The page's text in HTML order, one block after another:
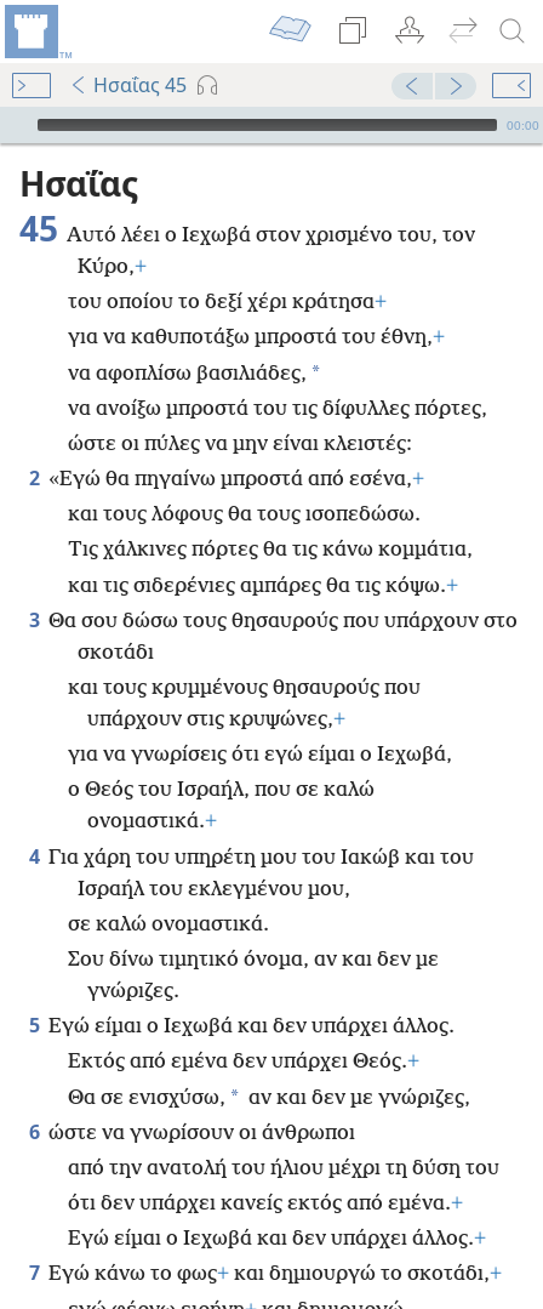
Ησαΐας 45
Audio Player
00:00
Ησαΐας
45 Αυτό λέει ο Ιεχωβά στον χρισμένο του, τον
Κύρο,+
του οποίου το δεξί χέρι κράτησα+
για να καθυποτάξω μπροστά του έθνη,+
να αφοπλίσω βασιλιάδες, *
να ανοίξω μπροστά του τις δίφυλλες πόρτες,
ώστε οι πύλες να μην είναι κλειστές:
2 «Εγώ θα πηγαίνω μπροστά από εσένα,+
και τους λόφους θα τους ισοπεδώσω.
Τις χάλκινες πόρτες θα τις κάνω κομμάτια,
και τις σιδερένιες αμπάρες θα τις κόψω.+
3 Θα σου δώσω τους θησαυρούς που υπάρχουν στο
σκοτάδι
και τους κρυμμένους θησαυρούς που
υπάρχουν στις κρυψώνες,+
για να γνωρίσεις ότι εγώ είμαι ο Ιεχωβά,
ο Θεός του Ισραήλ, που σε καλώ
ονομαστικά.+
4 Για χάρη του υπηρέτη μου του Ιακώβ και του
Ισραήλ του εκλεγμένου μου,
σε καλώ ονομαστικά.
Σου δίνω τιμητικό όνομα, αν και δεν με
γνώριζες.
5 Εγώ είμαι ο Ιεχωβά και δεν υπάρχει άλλος.
Εκτός από εμένα δεν υπάρχει Θεός.+
Θα σε ενισχύσω, * αν και δεν με γνώριζες,
6 ώστε να γνωρίσουν οι άνθρωποι
από την ανατολή του ήλιου μέχρι τη δύση του
ότι δεν υπάρχει κανείς εκτός από εμένα.+
Εγώ είμαι ο Ιεχωβά και δεν υπάρχει άλλος.+
7 Εγώ κάνω το φως+ και δημιουργώ το σκοτάδι,+